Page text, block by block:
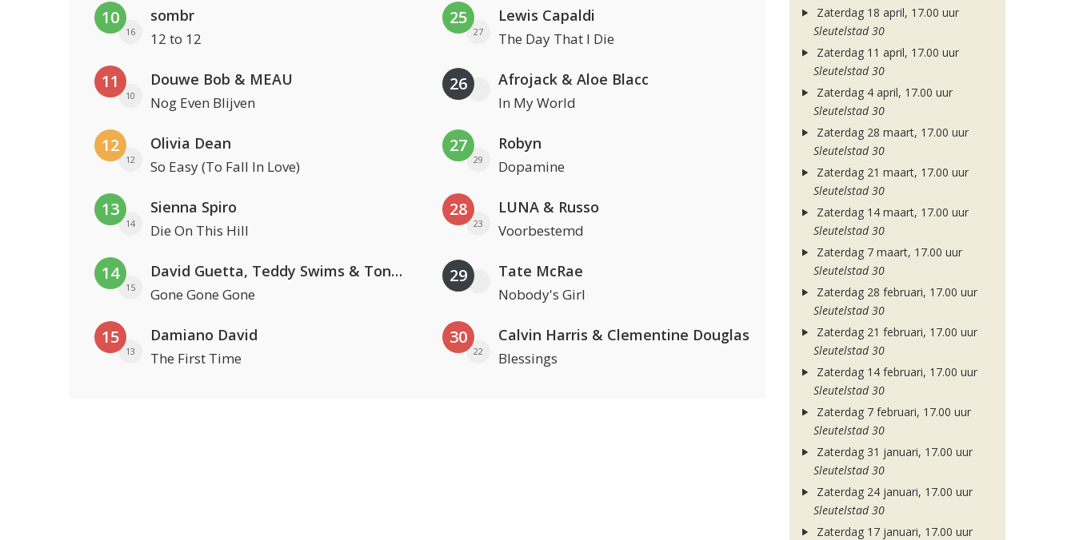
10
16
sombr
12 to 12
11
10
Douwe Bob & MEAU
Nog Even Blijven
12
12
Olivia Dean
So Easy (To Fall In Love)
13
14
Sienna Spiro
Die On This Hill
14
15
David Guetta, Teddy Swims & Tones And I
Gone Gone Gone
15
13
Damiano David
The First Time
25
27
Lewis Capaldi
The Day That I Die
26 Afrojack & Aloe Blacc
In My World
27
29
Robyn
Dopamine
28
23
LUNA & Russo
Voorbestemd
29 Tate McRae
Nobody's Girl
30
22
Calvin Harris & Clementine Douglas
Blessings
Zaterdag 18 april, 17.00 uur
Sleutelstad 30
Zaterdag 11 april, 17.00 uur
Sleutelstad 30
Zaterdag 4 april, 17.00 uur
Sleutelstad 30
Zaterdag 28 maart, 17.00 uur
Sleutelstad 30
Zaterdag 21 maart, 17.00 uur
Sleutelstad 30
Zaterdag 14 maart, 17.00 uur
Sleutelstad 30
Zaterdag 7 maart, 17.00 uur
Sleutelstad 30
Zaterdag 28 februari, 17.00 uur
Sleutelstad 30
Zaterdag 21 februari, 17.00 uur
Sleutelstad 30
Zaterdag 14 februari, 17.00 uur
Sleutelstad 30
Zaterdag 7 februari, 17.00 uur
Sleutelstad 30
Zaterdag 31 januari, 17.00 uur
Sleutelstad 30
Zaterdag 24 januari, 17.00 uur
Sleutelstad 30
Zaterdag 17 januari, 17.00 uur